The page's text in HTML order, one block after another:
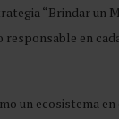
“Brindar un
en
un ecosistema